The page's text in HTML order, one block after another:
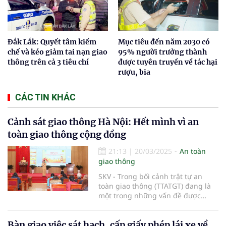
Đắk Lắk: Quyết tâm kiềm
chế và kéo giảm tai nạn giao
thông trên cả 3 tiêu chí
Mục tiêu đến năm 2030 có
95% người trưởng thành
được tuyên truyền về tác hại
rượu, bia
CÁC TIN KHÁC
Cảnh sát giao thông Hà Nội: Hết mình vì an
toàn giao thông cộng đồng
21:13 | 20/03/2025
An toàn
giao thông
SKV - Trong bối cảnh trật tự an
toàn giao thông (TTATGT) đang là
một trong những vấn đề được
không ngừng nỗ lực nhằm nâng